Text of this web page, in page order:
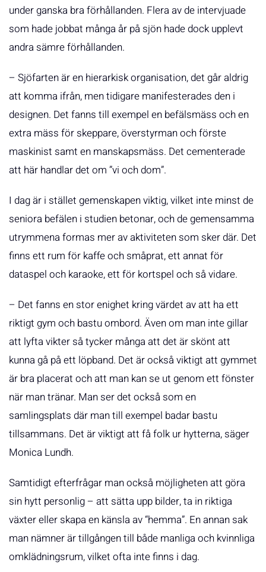
under ganska bra förhållanden. Flera av de intervjuade
som hade jobbat många år på sjön hade dock upplevt
andra sämre förhållanden.
– Sjöfarten är en hierarkisk organisation, det går aldrig
att komma ifrån, men tidigare manifesterades den i
designen. Det fanns till exempel en befälsmäss och en
extra mäss för skeppare, överstyrman och förste
maskinist samt en manskapsmäss. Det cementerade
att här handlar det om ”vi och dom”.
I dag är i stället gemenskapen viktig, vilket inte minst de
seniora befälen i studien betonar, och de gemensamma
utrymmena formas mer av aktiviteten som sker där. Det
finns ett rum för kaffe och småprat, ett annat för
dataspel och karaoke, ett för kortspel och så vidare.
– Det fanns en stor enighet kring värdet av att ha ett
riktigt gym och bastu ombord. Även om man inte gillar
att lyfta vikter så tycker många att det är skönt att
kunna gå på ett löpband. Det är också viktigt att gymmet
är bra placerat och att man kan se ut genom ett fönster
när man tränar. Man ser det också som en
samlingsplats där man till exempel badar bastu
tillsammans. Det är viktigt att få folk ur hytterna, säger
Monica Lundh.
Samtidigt efterfrågar man också möjligheten att göra
sin hytt personlig – att sätta upp bilder, ta in riktiga
växter eller skapa en känsla av “hemma”. En annan sak
man nämner är tillgången till både manliga och kvinnliga
omklädningsrum, vilket ofta inte finns i dag.